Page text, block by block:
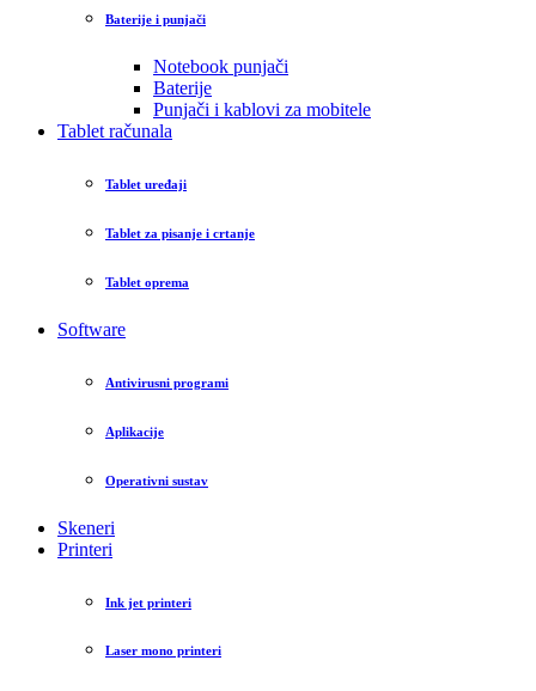
Baterije i punjači
Notebook punjači
Baterije
Punjači i kablovi za mobitele
Tablet računala
Tablet uređaji
Tablet za pisanje i crtanje
Tablet oprema
Software
Antivirusni programi
Aplikacije
Operativni sustav
Skeneri
Printeri
Ink jet printeri
Laser mono printeri